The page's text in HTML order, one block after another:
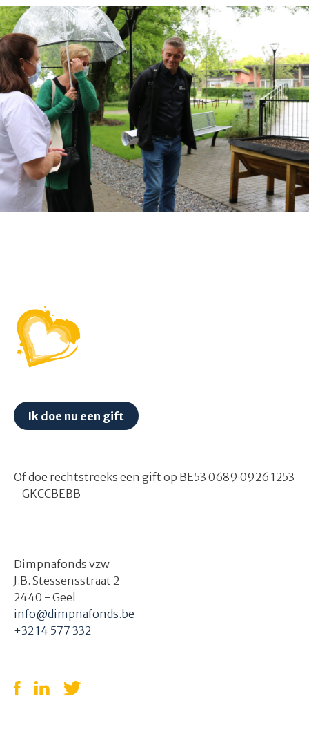
Ik doe nu een gift
Of doe rechtstreeks een gift op BE53 0689 0926 1253
- GKCCBEBB
Dimpnafonds vzw
J.B. Stessensstraat 2
2440 - Geel
info@dimpnafonds.be
+32 14 577 332